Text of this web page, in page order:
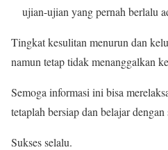
ujian-ujian yang pernah berlalu
Tingkat kesulitan menurun dan
namun tetap tidak menanggalkan
Semoga informasi ini bisa
tetaplah bersiap dan belajar dengan
Sukses selalu.